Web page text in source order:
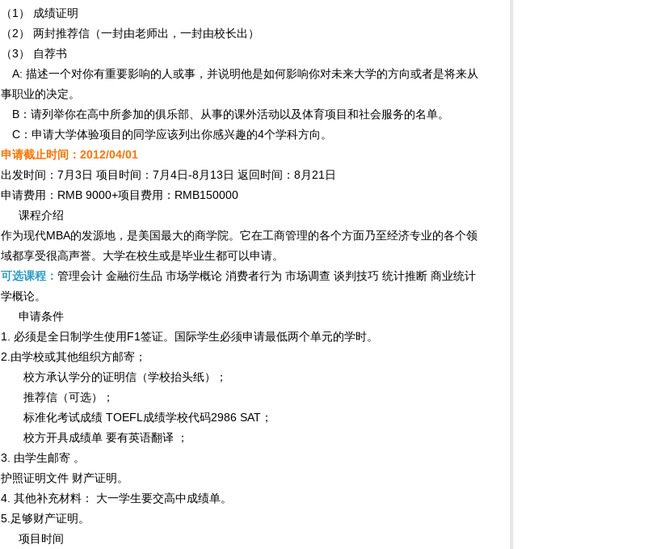
（1） 成绩证明
（2） 两封推荐信（一封由老师出，一封由校长出）
（3） 自荐书
A: 描述一个对你有重要影响的人或事，并说明他是如何影响你对未来大学的方向或者是将来从
事职业的决定。
B：请列举你在高中所参加的俱乐部、从事的课外活动以及体育项目和社会服务的名单。
C：申请大学体验项目的同学应该列出你感兴趣的4个学科方向。
申请截止时间：2012/04/01
出发时间：7月3日 项目时间：7月4日-8月13日 返回时间：8月21日
申请费用：RMB 9000+项目费用：RMB150000
课程介绍
作为现代MBA的发源地，是美国最大的商学院。它在工商管理的各个方面乃至经济专业的各个领
域都享受很高声誉。大学在校生或是毕业生都可以申请。
可选课程： 管理会计 金融衍生品 市场学概论 消费者行为 市场调查 谈判技巧 统计推断 商业统计
学概论。
申请条件
1. 必须是全日制学生使用F1签证。国际学生必须申请最低两个单元的学时。
2.由学校或其他组织方邮寄；
校方承认学分的证明信（学校抬头纸）；
推荐信（可选）；
标准化考试成绩 TOEFL成绩学校代码2986 SAT；
校方开具成绩单 要有英语翻译 ；
3. 由学生邮寄 。
护照证明文件 财产证明。
4. 其他补充材料： 大一学生要交高中成绩单。
5.足够财产证明。
项目时间